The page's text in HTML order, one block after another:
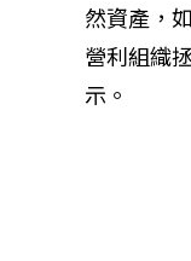
然資產，
營利組織
示。